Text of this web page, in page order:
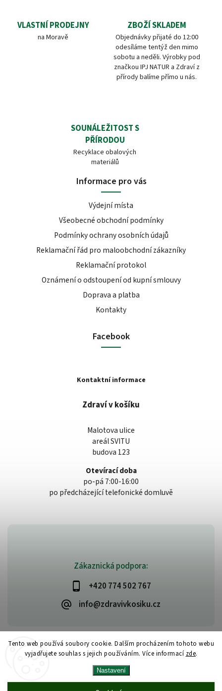
Tento web používá soubory cookie. Dalším procházením tohoto webu
vyjadřujete souhlas s jejich používáním. Více informací zde.
Nastavení
VLASTNÍ PRODEJNY
na Moravě
ZBOŽÍ SKLADEM
Objednávky přijaté do 12:00
odesíláme tentýž den mimo
sobotu a neděli. Výrobky pod
značkou IPJ NATUR a Zdraví z
přírody balíme přímo u nás.
SOUNÁLEŽITOST S
PŘÍRODOU
Recyklace obalových
materiálů
Zákaznická podpora:
+420 774 502 767
info@zdravivkosiku.cz
Informace pro vás
Výdejní místa
Všeobecné obchodní podmínky
Podmínky ochrany osobních údajů
Reklamační řád pro maloobchodní zákazníky
Reklamační protokol
Oznámení o odstoupení od kupní smlouvy
Doprava a platba
Kontakty
Facebook
Kontaktní informace
Zdraví v košíku
Malotova ulice
areál SVITU
budova 123
Otevírací doba
po-pá 7:00-16:00
po předcházející telefonické domluvě
www.zdravivkosiku.cz
Upravit nastavení cookies